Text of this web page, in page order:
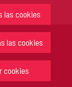
las cookies
las cookies
cookies
una